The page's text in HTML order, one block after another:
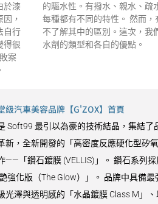
於漆
，
自行
得很
案
的驅水性。有撥水、親水、疏
每種都有不同的特性。 然而，
不了解其中的區別。這次，我
水劑的類型和各自的優點。
級汽車美容品牌【G'ZOX】首頁
是 Soft99 最引以為豪的技術結晶，集結
新，全新開發的「高密度反應硬化型矽
——「鑽石鍍膜 (VELLIS)」。 鑽石系列
強化版（The Glow）」。 品牌中具備
光澤與透明感的「水晶鍍膜 Class M」